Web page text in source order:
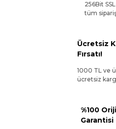
256Bit
tüm
Ücretsiz
Fırsatı!
1000 TL ve
ücretsiz
%100
Garantisi